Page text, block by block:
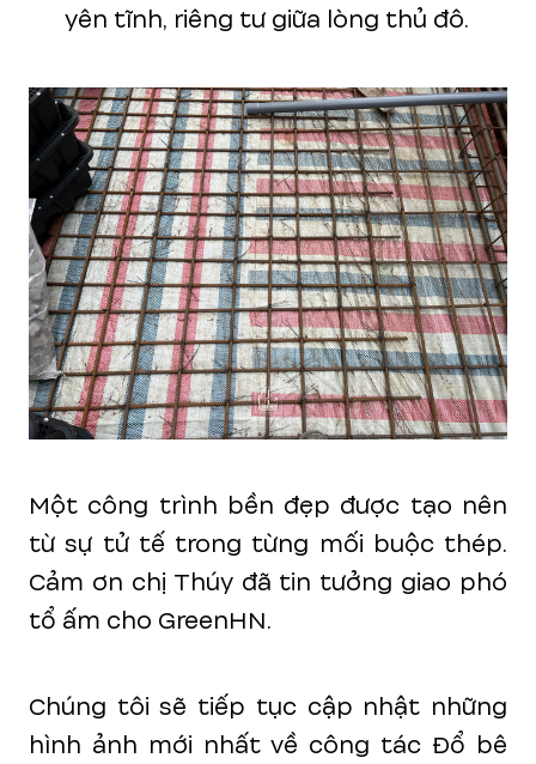
yên tĩnh, riêng tư giữa lòng thủ đô.
Một công trình bền đẹp được tạo nên
từ sự tử tế trong từng mối buộc thép.
Cảm ơn chị Thúy đã tin tưởng giao phó
tổ ấm cho GreenHN.
Chúng tôi sẽ tiếp tục cập nhật những
hình ảnh mới nhất về công tác Đổ bê